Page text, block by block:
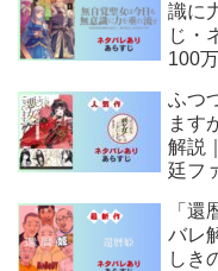
識に
じ・
100
逆転
ふつ
ます
解説
廷フ
「還
バレ
しき